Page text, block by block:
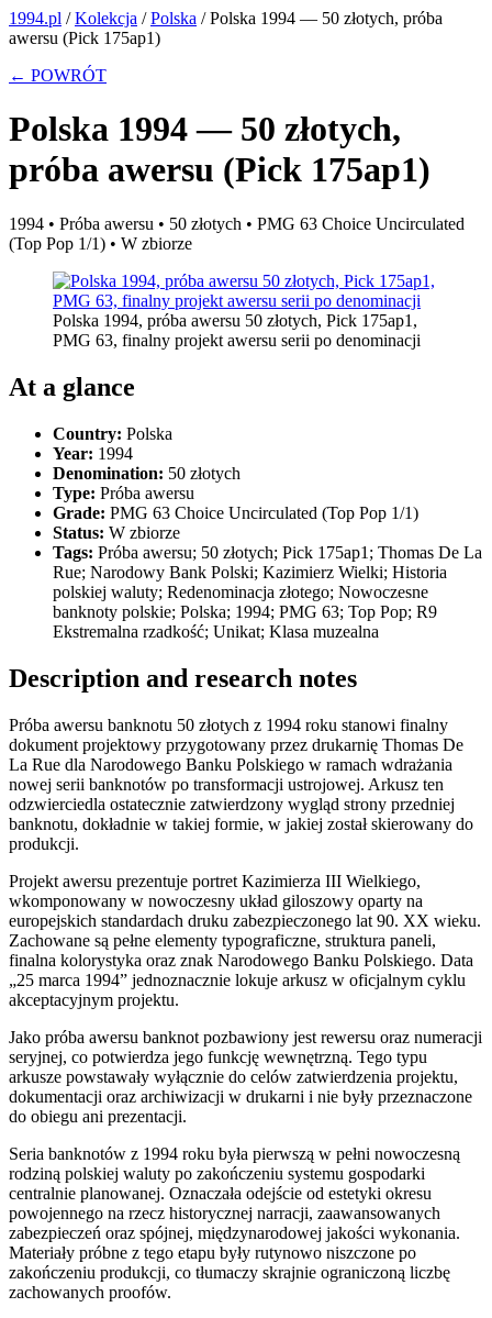
1994.pl /Kolekcja /Polska /Polska 1994 — 50 złotych, próba
awersu (Pick 175ap1)
← POWRÓT
Polska 1994 — 50 złotych,
próba awersu (Pick 175ap1)
1994 • Próba awersu • 50 złotych • PMG 63 Choice Uncirculated
(Top Pop 1/1) • W zbiorze
Polska 1994, próba awersu 50 złotych, Pick 175ap1,
PMG 63, finalny projekt awersu serii po denominacji
At a glance
Country: Polska
Year: 1994
Denomination: 50 złotych
Type: Próba awersu
Grade: PMG 63 Choice Uncirculated (Top Pop 1/1)
Status: W zbiorze
Tags: Próba awersu; 50 złotych; Pick 175ap1; Thomas De La
Rue; Narodowy Bank Polski; Kazimierz Wielki; Historia
polskiej waluty; Redenominacja złotego; Nowoczesne
banknoty polskie; Polska; 1994; PMG 63; Top Pop; R9
Ekstremalna rzadkość; Unikat; Klasa muzealna
Description and research notes
Próba awersu banknotu 50 złotych z 1994 roku stanowi finalny
dokument projektowy przygotowany przez drukarnię Thomas De
La Rue dla Narodowego Banku Polskiego w ramach wdrażania
nowej serii banknotów po transformacji ustrojowej. Arkusz ten
odzwierciedla ostatecznie zatwierdzony wygląd strony przedniej
banknotu, dokładnie w takiej formie, w jakiej został skierowany do
produkcji.
Projekt awersu prezentuje portret Kazimierza III Wielkiego,
wkomponowany w nowoczesny układ giloszowy oparty na
europejskich standardach druku zabezpieczonego lat 90. XX wieku.
Zachowane są pełne elementy typograficzne, struktura paneli,
finalna kolorystyka oraz znak Narodowego Banku Polskiego. Data
„25 marca 1994” jednoznacznie lokuje arkusz w oficjalnym cyklu
akceptacyjnym projektu.
Jako próba awersu banknot pozbawiony jest rewersu oraz numeracji
seryjnej, co potwierdza jego funkcję wewnętrzną. Tego typu
arkusze powstawały wyłącznie do celów zatwierdzenia projektu,
dokumentacji oraz archiwizacji w drukarni i nie były przeznaczone
do obiegu ani prezentacji.
Seria banknotów z 1994 roku była pierwszą w pełni nowoczesną
rodziną polskiej waluty po zakończeniu systemu gospodarki
centralnie planowanej. Oznaczała odejście od estetyki okresu
powojennego na rzecz historycznej narracji, zaawansowanych
zabezpieczeń oraz spójnej, międzynarodowej jakości wykonania.
Materiały próbne z tego etapu były rutynowo niszczone po
zakończeniu produkcji, co tłumaczy skrajnie ograniczoną liczbę
zachowanych proofów.